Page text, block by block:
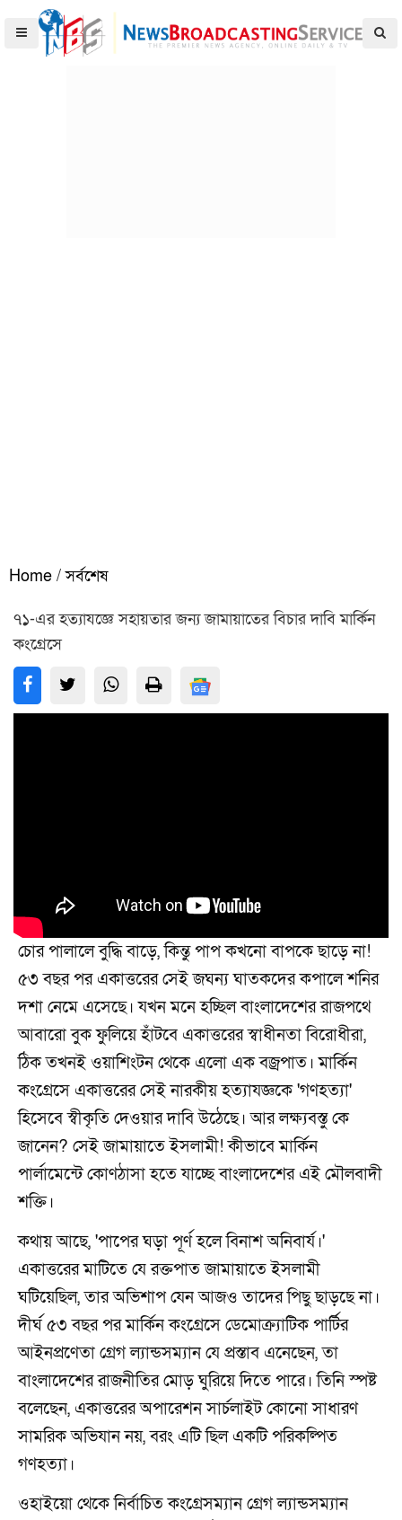
Home / সর্বশেষ
৭১-এর হত্যাযজ্ঞে সহায়তার জন্য জামায়াতের বিচার দাবি মার্কিন
কংগ্রেসে
চোর পালালে বুদ্ধি বাড়ে, কিন্তু পাপ কখনো বাপকে ছাড়ে না!
৫৩ বছর পর একাত্তরের সেই জঘন্য ঘাতকদের কপালে শনির
দশা নেমে এসেছে। যখন মনে হচ্ছিল বাংলাদেশের রাজপথে
আবারো বুক ফুলিয়ে হাঁটবে একাত্তরের স্বাধীনতা বিরোধীরা,
ঠিক তখনই ওয়াশিংটন থেকে এলো এক বজ্রপাত। মার্কিন
কংগ্রেসে একাত্তরের সেই নারকীয় হত্যাযজ্ঞকে 'গণহত্যা'
হিসেবে স্বীকৃতি দেওয়ার দাবি উঠেছে। আর লক্ষ্যবস্তু কে
জানেন? সেই জামায়াতে ইসলামী! কীভাবে মার্কিন
পার্লামেন্টে কোণঠাসা হতে যাচ্ছে বাংলাদেশের এই মৌলবাদী
শক্তি।
কথায় আছে, 'পাপের ঘড়া পূর্ণ হলে বিনাশ অনিবার্য।'
একাত্তরের মাটিতে যে রক্তপাত জামায়াতে ইসলামী
ঘটিয়েছিল, তার অভিশাপ যেন আজও তাদের পিছু ছাড়ছে না।
দীর্ঘ ৫৩ বছর পর মার্কিন কংগ্রেসে ডেমোক্র্যাটিক পার্টির
আইনপ্রণেতা গ্রেগ ল্যান্ডসম্যান যে প্রস্তাব এনেছেন, তা
বাংলাদেশের রাজনীতির মোড় ঘুরিয়ে দিতে পারে। তিনি স্পষ্ট
বলেছেন, একাত্তরের অপারেশন সার্চলাইট কোনো সাধারণ
সামরিক অভিযান নয়, বরং এটি ছিল একটি পরিকল্পিত
গণহত্যা।
ওহাইয়ো থেকে নির্বাচিত কংগ্রেসম্যান গ্রেগ ল্যান্ডসম্যান